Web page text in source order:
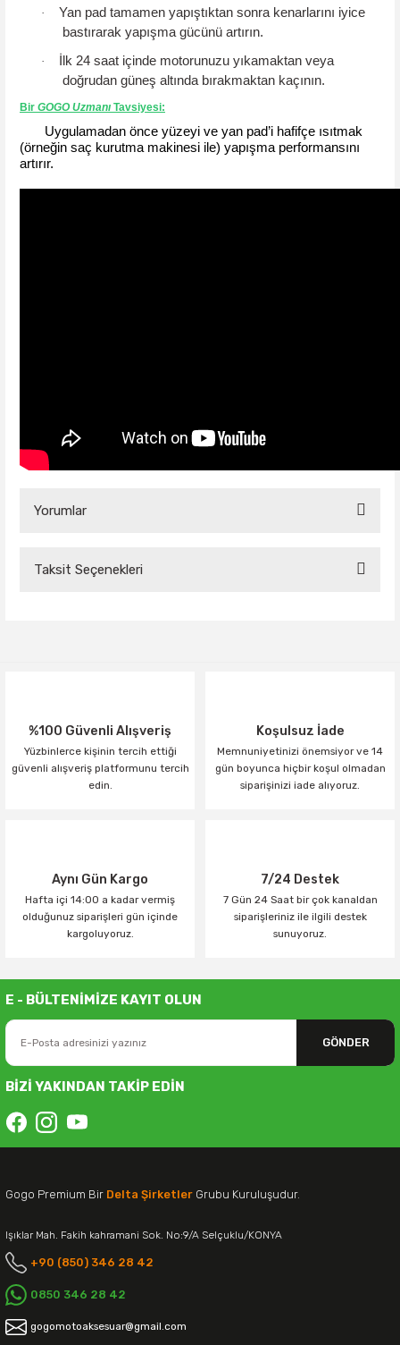
·
Yan pad tamamen yapıştıktan sonra kenarlarını iyice
bastırarak yapışma gücünü artırın.
·
İlk 24 saat içinde motorunuzu yıkamaktan veya
doğrudan güneş altında bırakmaktan kaçının.
Bir GOGO Uzmanı Tavsiyesi:
Uygulamadan önce yüzeyi ve yan pad’i hafifçe ısıtmak
(örneğin saç kurutma makinesi ile) yapışma performansını
artırır.
Yorumlar
Taksit Seçenekleri
%100 Güvenli Alışveriş
Yüzbinlerce kişinin tercih ettiği
güvenli alışveriş platformunu tercih
edin.
Koşulsuz İade
Memnuniyetinizi önemsiyor ve 14
gün boyunca hiçbir koşul olmadan
siparişinizi iade alıyoruz.
Aynı Gün Kargo
Hafta içi 14:00 a kadar vermiş
olduğunuz siparişleri gün içinde
kargoluyoruz.
7/24 Destek
7 Gün 24 Saat bir çok kanaldan
siparişleriniz ile ilgili destek
sunuyoruz.
E - BÜLTENİMİZE KAYIT OLUN
GÖNDER
BİZİ YAKINDAN TAKİP EDİN
Gogo Premium Bir Delta Şirketler Grubu Kuruluşudur.
Işıklar Mah. Fakih kahramani Sok. No:9/A Selçuklu/KONYA
+90 (850) 346 28 42
0850 346 28 42
gogomotoaksesuar@gmail.com